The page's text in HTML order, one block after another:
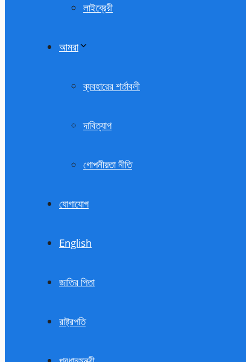
লাইব্রেরী
আমরা
ব্যবহারের শর্তাবলী
দাবিত্যাগ
গোপনীয়তা নীতি
যোগাযোগ
English
জাতির পিতা
রাষ্ট্রপতি